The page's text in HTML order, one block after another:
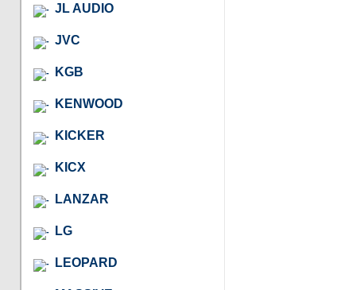
JL AUDIO
JVC
KGB
KENWOOD
KICKER
KICX
LANZAR
LG
LEOPARD